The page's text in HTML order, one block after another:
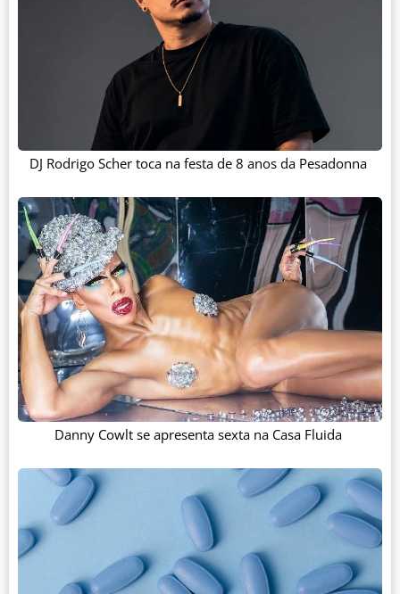
DJ Rodrigo Scher toca na festa de 8 anos da Pesadonna
Danny Cowlt se apresenta sexta na Casa Fluida